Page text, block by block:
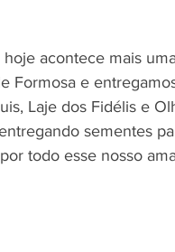
acontece mais
Formosa e
Laje dos Fidélis e
sementes
todo esse nosso